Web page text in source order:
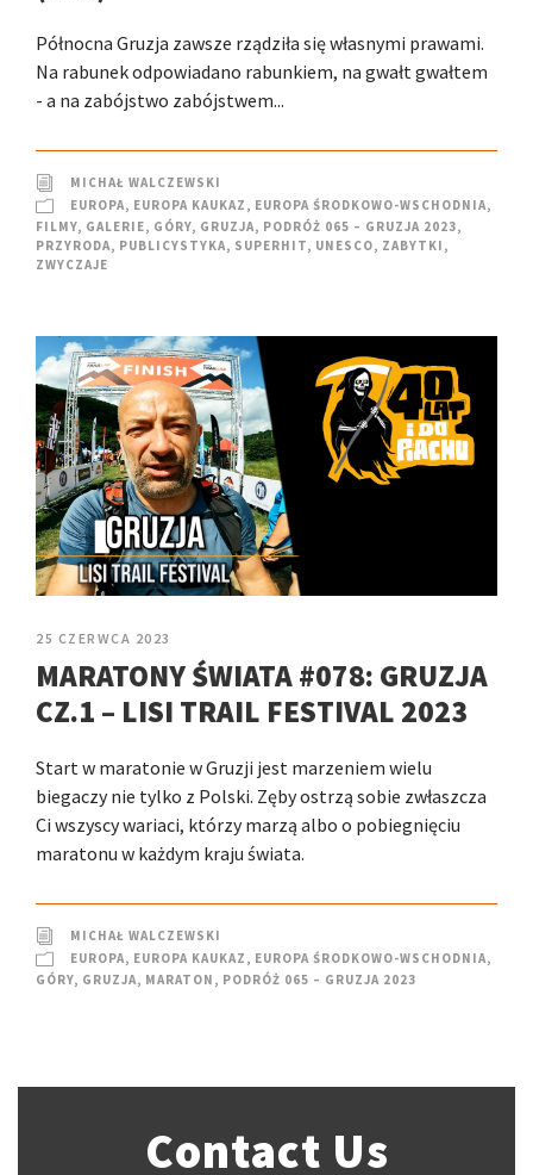
Północna Gruzja zawsze rządziła się własnymi prawami.
Na rabunek odpowiadano rabunkiem, na gwałt gwałtem
- a na zabójstwo zabójstwem...
MICHAŁ WALCZEWSKI
EUROPA, EUROPA KAUKAZ , EUROPA ŚRODKOWO-WSCHODNIA,
FILMY, GALERIE, GÓRY, GRUZJA, PODRÓŻ 065 – GRUZJA 2023,
PRZYRODA, PUBLICYSTYKA, SUPERHIT, UNESCO, ZABYTKI ,
ZWYCZAJE
25 CZERWCA 2023
MARATONY ŚWIATA #078: GRUZJA
CZ.1 – LISI TRAIL FESTIVAL 2023
Start w maratonie w Gruzji jest marzeniem wielu
biegaczy nie tylko z Polski. Zęby ostrzą sobie zwłaszcza
Ci wszyscy wariaci, którzy marzą albo o pobiegnięciu
maratonu w każdym kraju świata.
MICHAŁ WALCZEWSKI
EUROPA, EUROPA KAUKAZ , EUROPA ŚRODKOWO-WSCHODNIA,
GÓRY, GRUZJA, MARATON , PODRÓŻ 065 – GRUZJA 2023
Contact Us